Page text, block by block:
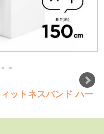
ットネスバンド ハー